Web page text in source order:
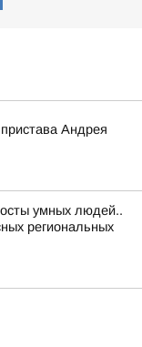
Андрея
умных людей..
региональных